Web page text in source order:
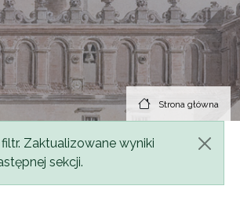
Strona główna
Zaktualizowane wyniki
sekcji.